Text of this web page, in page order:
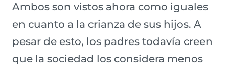
Ambos son vistos ahora como iguales
en cuanto a la crianza de sus hijos. A
pesar de esto, los padres todavía creen
que la sociedad los considera menos